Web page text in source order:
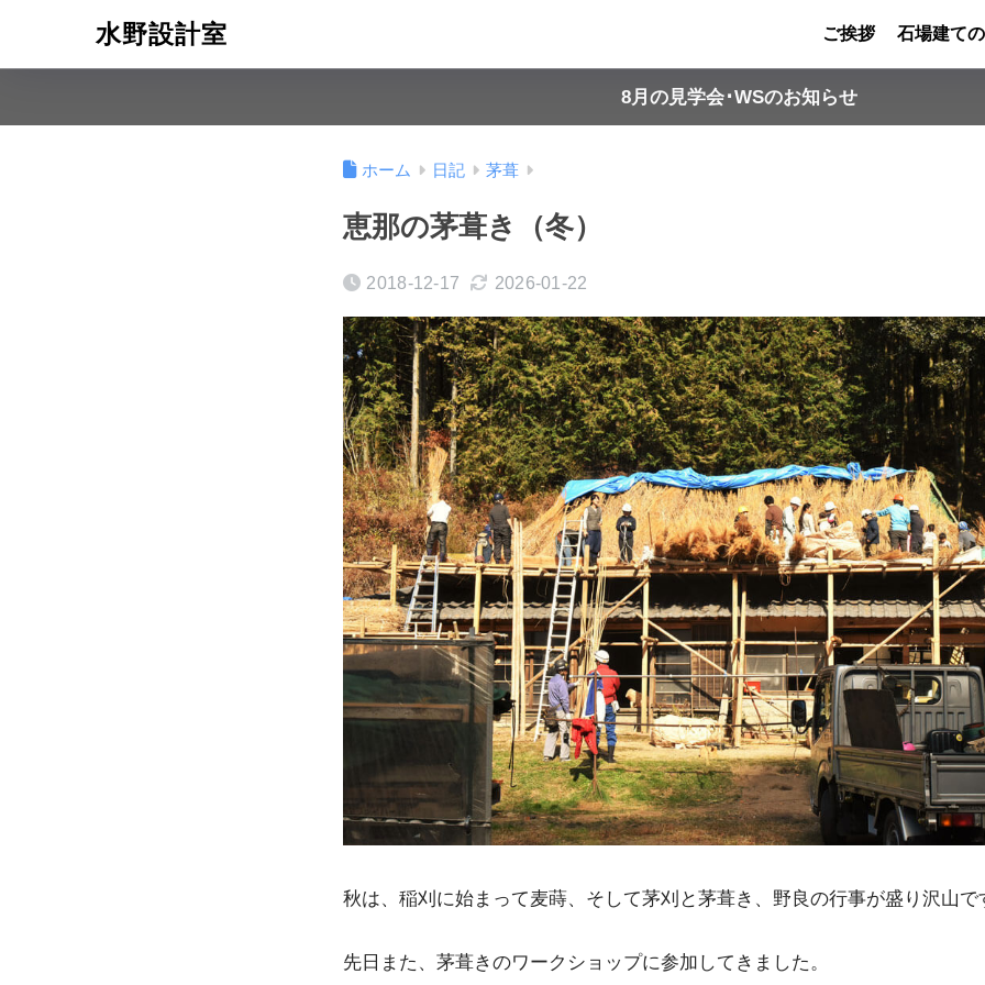
水野設計室 ご挨拶 石場建て
8月の見学会･WSのお知らせ
ホーム 日記 茅葺
恵那の茅葺き（冬）
2018-12-17 2026-01-22
秋は、稲刈に始まって麦蒔、そして茅刈と茅葺き、野良の行事が盛り沢山で
先日また、茅葺きのワークショップに参加してきました。